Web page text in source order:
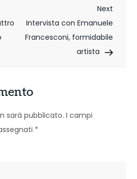
Next
Post
Next
Intervista con Emanuele
Francesconi, formidabile
artista
sarà pubblicato. I campi
*